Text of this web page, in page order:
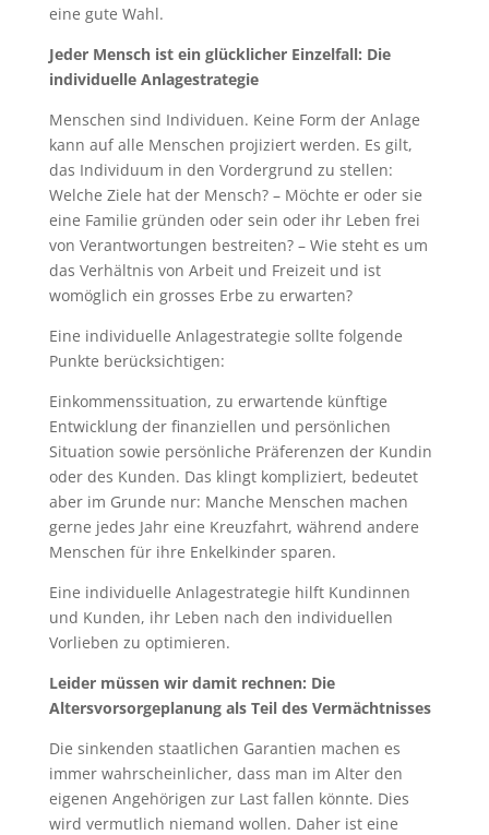
eine gute Wahl.
Jeder Mensch ist ein glücklicher Einzelfall: Die
individuelle Anlagestrategie
Menschen sind Individuen. Keine Form der Anlage
kann auf alle Menschen projiziert werden. Es gilt,
das Individuum in den Vordergrund zu stellen:
Welche Ziele hat der Mensch? – Möchte er oder sie
eine Familie gründen oder sein oder ihr Leben frei
von Verantwortungen bestreiten? – Wie steht es um
das Verhältnis von Arbeit und Freizeit und ist
womöglich ein grosses Erbe zu erwarten?
Eine individuelle Anlagestrategie sollte folgende
Punkte berücksichtigen:
Einkommenssituation, zu erwartende künftige
Entwicklung der finanziellen und persönlichen
Situation sowie persönliche Präferenzen der Kundin
oder des Kunden. Das klingt kompliziert, bedeutet
aber im Grunde nur: Manche Menschen machen
gerne jedes Jahr eine Kreuzfahrt, während andere
Menschen für ihre Enkelkinder sparen.
Eine individuelle Anlagestrategie hilft Kundinnen
und Kunden, ihr Leben nach den individuellen
Vorlieben zu optimieren.
Leider müssen wir damit rechnen: Die
Altersvorsorgeplanung als Teil des Vermächtnisses
Die sinkenden staatlichen Garantien machen es
immer wahrscheinlicher, dass man im Alter den
eigenen Angehörigen zur Last fallen könnte. Dies
wird vermutlich niemand wollen. Daher ist eine